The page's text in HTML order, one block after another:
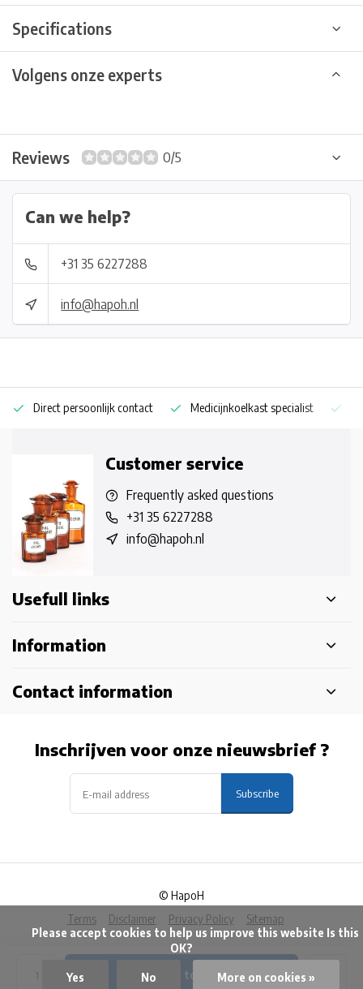
Add to cart
Specifications
Volgens onze experts
Reviews 0/5
Can we help?
+31 35 6227288
info@hapoh.nl
Direct persoonlijk contact Medicijnkoelkast specialist
Customer service
Frequently asked questions
+31 35 6227288
info@hapoh.nl
Usefull links
Information
Contact information
Inschrijven voor onze nieuwsbrief ?
Subscribe
Terms Disclaimer Privacy Policy Sitemap
© HapoH
OK?
Yes No More on cookies »